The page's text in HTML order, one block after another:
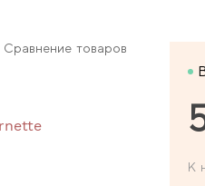
Сравнение товаров
К